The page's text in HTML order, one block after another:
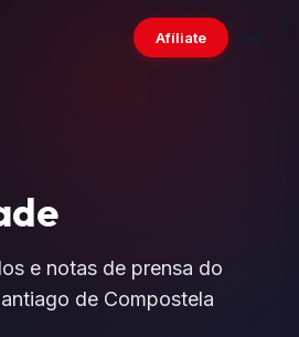
Afíliate
e notas de prensa do
de Compostela